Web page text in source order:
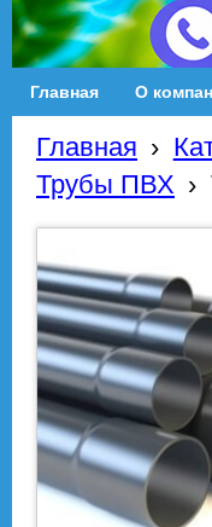
Главная О
Главная ›
Трубы ПВХ ›